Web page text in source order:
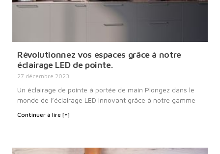
Révolutionnez vos espaces grâce à notre
éclairage LED de pointe.
27 décembre 2023
Un éclairage de pointe à portée de main Plongez dans le
monde de l’éclairage LED innovant grâce à notre gamme
Continuer à lire [+]